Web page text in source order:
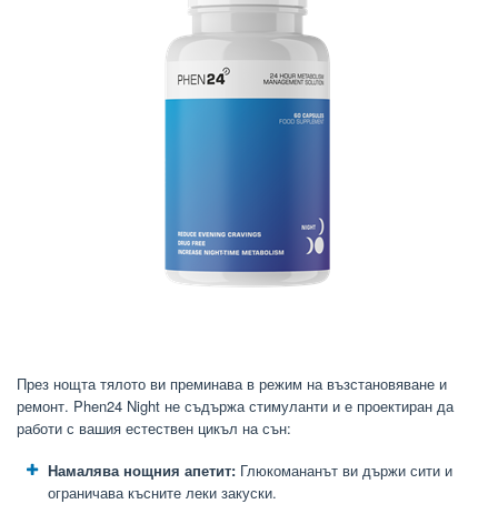
През нощта тялото ви преминава в режим на възстановяване и
ремонт. Phen24 Night не съдържа стимуланти и е проектиран да
работи с вашия естествен цикъл на сън:
Намалява нощния апетит: Глюкомананът ви държи сити и
ограничава късните леки закуски.